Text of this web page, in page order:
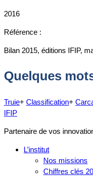
2016
Référence :
Bilan 2015, éditions IFIP,
Quelques
Truie+ Classification+
IFIP
Partenaire de vos
L’institut
Nos missions
Chiffres clés